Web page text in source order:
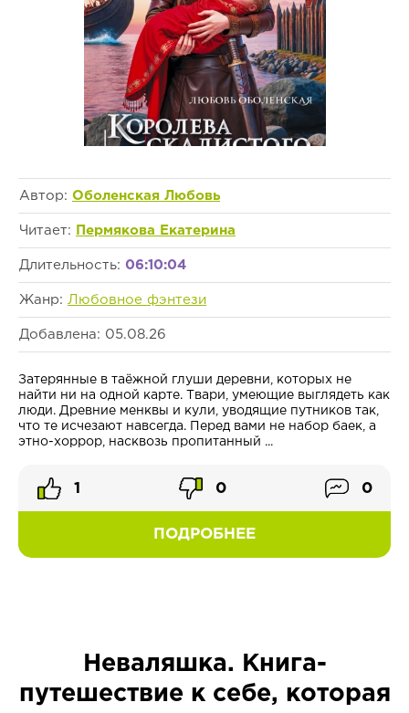
Автор: Оболенская Любовь
Читает: Пермякова Екатерина
Длительность: 06:10:04
Жанр: Любовное фэнтези
Добавлена: 05.08.26
Затерянные в таёжной глуши деревни, которых не
найти ни на одной карте. Твари, умеющие выглядеть как
люди. Древние менквы и кули, уводящие путников так,
что те исчезают навсегда. Перед вами не набор баек, а
этно-хоррор, насквозь пропитанный ...
ПОДРОБНЕЕ
1 0 0
Неваляшка. Книга-
путешествие к себе, которая